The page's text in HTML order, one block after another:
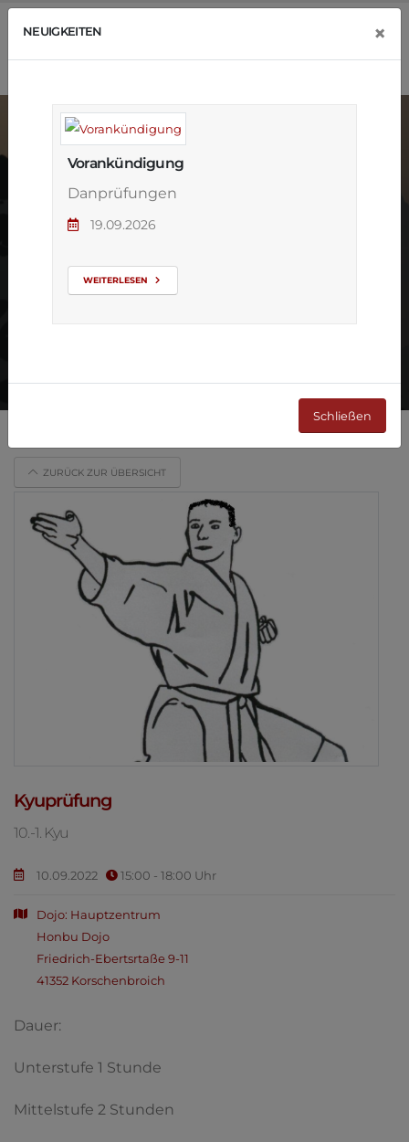
NEUIGKEITEN ×
Vorankündigung
Danprüfungen
19.09.2026
WEITERLESEN
Schließen
Kyuprüfung
ZURÜCK ZUR ÜBERSICHT
Kyuprüfung
10.-1. Kyu
10.09.2022 15:00 - 18:00 Uhr
Dojo: Hauptzentrum
Honbu Dojo
Friedrich-Ebertsrtaße 9-11
41352 Korschenbroich
Dauer:
Unterstufe 1 Stunde
Mittelstufe 2 Stunden